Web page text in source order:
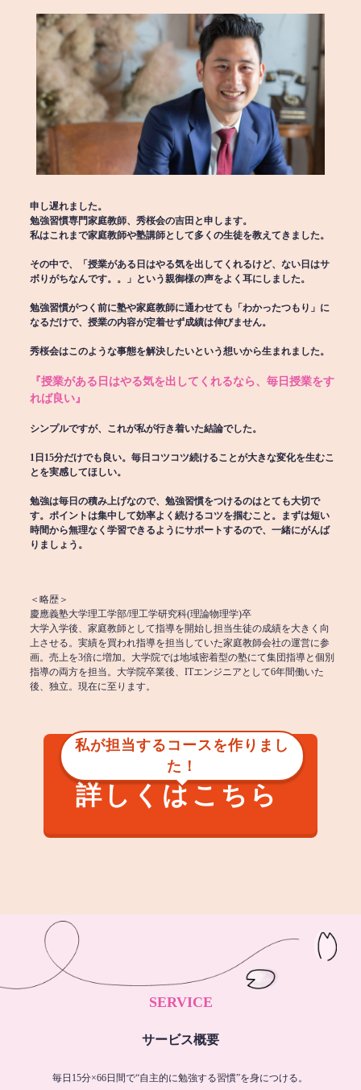
申し遅れました。
勉強習慣専門家庭教師、秀桜会の吉田と申します。
私はこれまで家庭教師や塾講師として多くの生徒を教えてきました。
その中で、「授業がある日はやる気を出してくれるけど、ない日はサ
ボりがちなんです。。」という親御様の声をよく耳にしました。
勉強習慣がつく前に塾や家庭教師に通わせても「わかったつもり」に
なるだけで、授業の内容が定着せず成績は伸びません。
秀桜会はこのような事態を解決したいという想いから生まれました。
『授業がある日はやる気を出してくれるなら、毎日授業をす
れば良い』
シンプルですが、これが私が行き着いた結論でした。
1日15分だけでも良い。毎日コツコツ続けることが大きな変化を生むこ
とを実感してほしい。
勉強は毎日の積み上げなので、勉強習慣をつけるのはとても大切で
す。ポイントは集中して効率よく続けるコツを掴むこと。まずは短い
時間から無理なく学習できるようにサポートするので、一緒にがんば
りましょう。
＜略歴＞
慶應義塾大学理工学部/理工学研究科(理論物理学)卒
大学入学後、家庭教師として指導を開始し担当生徒の成績を大きく向
上させる。実績を買われ指導を担当していた家庭教師会社の運営に参
画。売上を3倍に増加。大学院では地域密着型の塾にて集団指導と個別
指導の両方を担当。大学院卒業後、ITエンジニアとして6年間働いた
後、独立。現在に至ります。
私が担当するコースを作りまし
た！
詳しくはこちら
SERVICE
サービス概要
毎日15分×66日間で“自主的に勉強する習慣”を身につける。